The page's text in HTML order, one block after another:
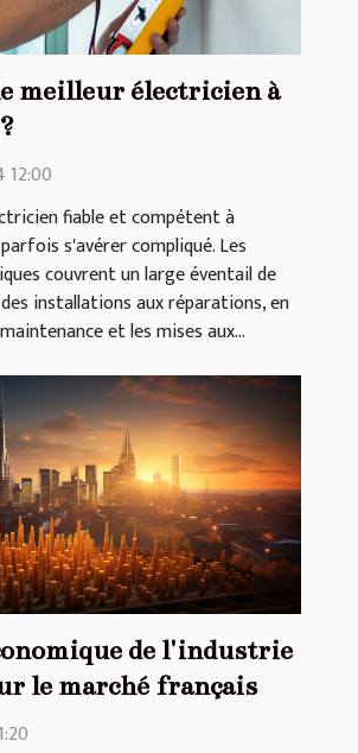
meilleur électricien à
12:00
fiable et compétent à
s'avérer compliqué. Les
couvrent un large éventail de
installations aux réparations, en
et les mises aux...
de l'industrie
le marché français